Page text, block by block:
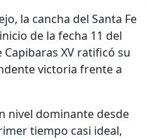
la cancha del Santa Fe
de la fecha 11 del
XV ratificó su
victoria frente a
nivel dominante desde
tiempo casi ideal,